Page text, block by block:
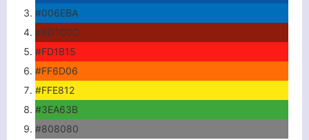
#006EBA
#8D1C0C
#FD1B15
#FF6D06
#FFE812
#3EA63B
#808080